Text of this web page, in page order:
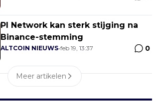
PI Network kan sterk stijging na
Binance-stemming
ALTCOIN NIEUWS•feb 19, 13:37 0
Meer artikelen